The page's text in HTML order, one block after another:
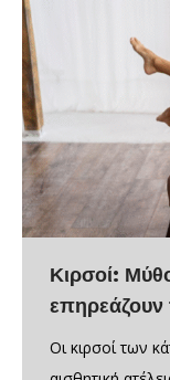
Κιρσοί:
Οι κιρσοί των